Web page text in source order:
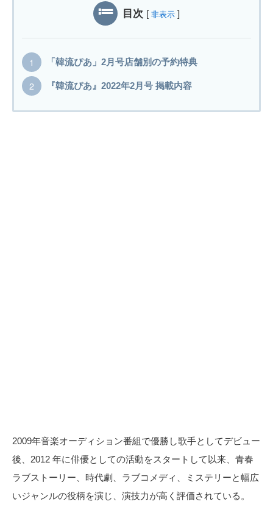
目次 [ 非表示 ]
「韓流ぴあ」2月号店舗別の予約特典
『韓流ぴあ』2022年2月号 掲載内容
2009年音楽オーディション番組で優勝し歌手としてデビュー
後、2012 年に俳優としての活動をスタートして以来、青春
ラブストーリー、時代劇、ラブコメディ、ミステリーと幅広
いジャンルの役柄を演じ、演技力が高く評価されている。